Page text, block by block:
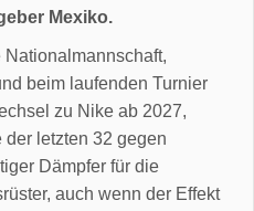
Mexiko.
beim laufenden Turnier
zu Nike ab 2027,
letzten 32 gegen
Dämpfer für die
auch wenn der Effekt